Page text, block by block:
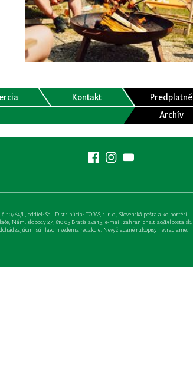
Kontakt
Predplatné
Archív
10764/L, oddiel: Sa | Distribúcia: TOPAS, s. r. o., Slovenská pošta a kolportéri |
Nám. slobody 27, 810 05 Bratislava 15, e-mail:zahranicna.tlac@slposta.sk. |
súhlasom vedenia redakcie. Nevyžiadané rukopisy nevraciame,